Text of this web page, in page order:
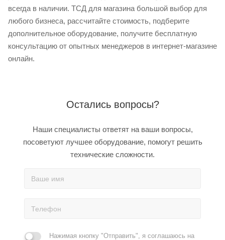
всегда в наличии. ТСД для магазина большой выбор для
любого бизнеса, рассчитайте стоимость, подберите
дополнительное оборудование, получите бесплатную
консультацию от опытных менеджеров в интернет-магазине
онлайн.
Остались вопросы?
Наши специалисты ответят на ваши вопросы,
посоветуют лучшее оборудование, помогут решить
технические сложности.
Нажимая кнопку "Отправить", я соглашаюсь на